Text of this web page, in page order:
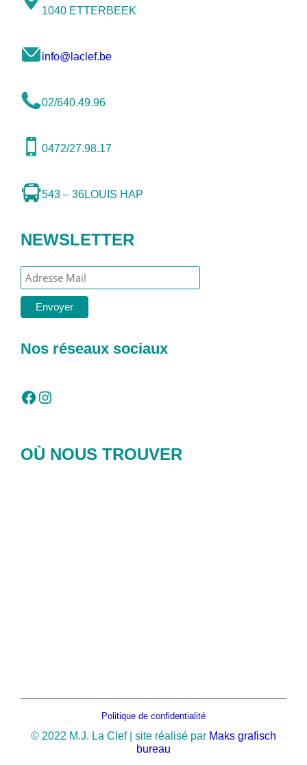
1040 ETTERBEEK
info@laclef.be
02/640.49.96
0472/27.98.17
543 – 36LOUIS HAP
NEWSLETTER
Nos réseaux sociaux
Facebook Instagram
OÙ NOUS TROUVER
Politique de confidentialité
© 2022 M.J. La Clef | site réalisé par Maks grafisch
bureau